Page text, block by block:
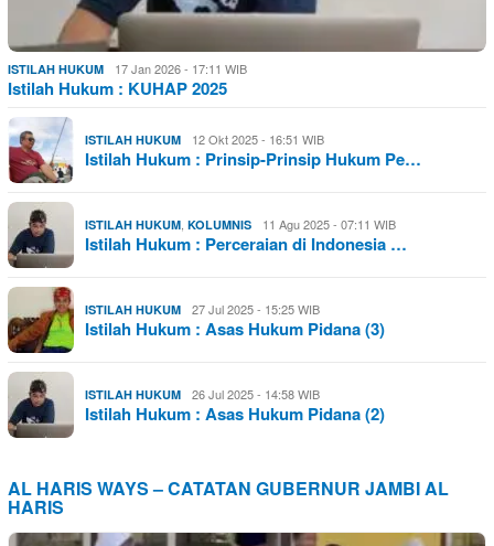
ISTILAH HUKUM 17 Jan 2026 - 17:11 WIB
Istilah Hukum : KUHAP 2025
ISTILAH HUKUM 12 Okt 2025 - 16:51 WIB
Istilah Hukum : Prinsip-Prinsip Hukum Pe…
ISTILAH HUKUM, KOLUMNIS 11 Agu 2025 - 07:11 WIB
Istilah Hukum : Perceraian di Indonesia …
ISTILAH HUKUM 27 Jul 2025 - 15:25 WIB
Istilah Hukum : Asas Hukum Pidana (3)
ISTILAH HUKUM 26 Jul 2025 - 14:58 WIB
Istilah Hukum : Asas Hukum Pidana (2)
AL HARIS WAYS – CATATAN GUBERNUR JAMBI AL
HARIS